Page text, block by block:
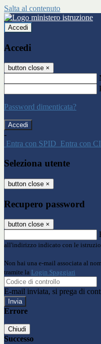
Salta al contenuto
Accedi
Accedi
button close ×
Password dimenticata?
-
Entra con SPID Entra con
Seleziona utente
button close ×
Recupero password
button close ×
all'indirizzo indicato con le
Non hai una e-mail associata al
tramite la Login Spaggiari
E-mail inviata, si prega di
Errore
Chiudi
Successo